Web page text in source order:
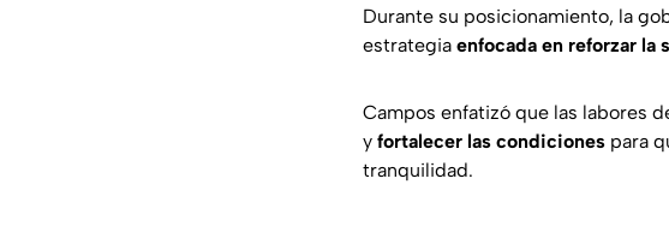
Durante su posicionamiento, la
estrategia enfocada en reforzar
Campos enfatizó que las labores
y fortalecer las condiciones para
tranquilidad.